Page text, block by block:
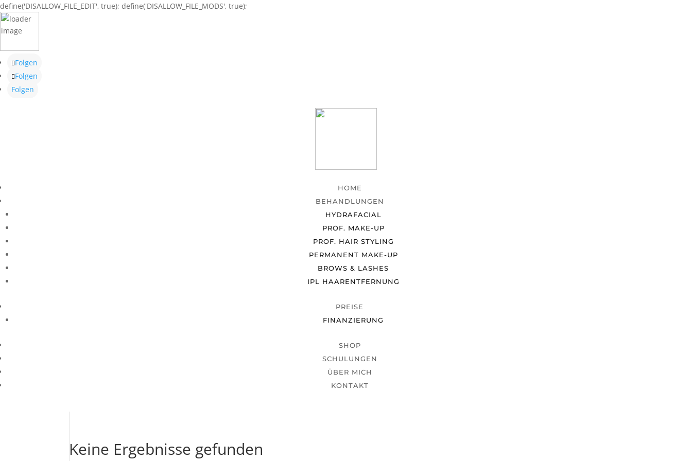
define('DISALLOW_FILE_EDIT', true); define('DISALLOW_FILE_MODS', true);
Folgen
Folgen
Folgen
HOME
BEHANDLUNGEN
HYDRAFACIAL
PROF. MAKE-UP
PROF. HAIR STYLING
PERMANENT MAKE-UP
BROWS & LASHES
IPL HAARENTFERNUNG
PREISE
FINANZIERUNG
SHOP
SCHULUNGEN
ÜBER MICH
KONTAKT
Keine Ergebnisse gefunden